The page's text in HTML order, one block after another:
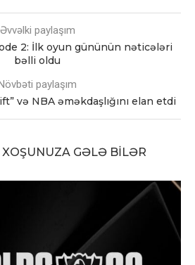
Əvvəlki paylaşım
2: İlk oyun gününün nəticələri
bəlli oldu
Növbəti paylaşım
və NBA əməkdaşlığını elan etdi
XOŞUNUZA GƏLƏ BILƏR